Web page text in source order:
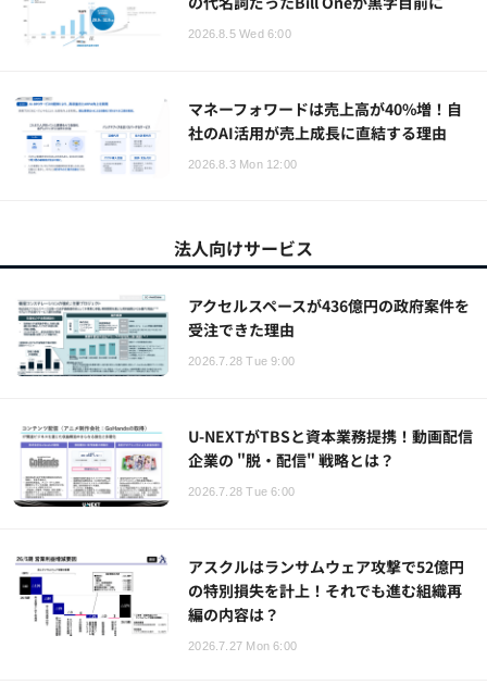
2026.8.5 Wed 6:00
マネーフォワードは売上高が40%増！自
社のAI活用が売上成長に直結する理由
2026.8.3 Mon 12:00
法人向けサービス
アクセルスペースが436億円の政府案件を
受注できた理由
2026.7.28 Tue 9:00
U-NEXTがTBSと資本業務提携！動画配信
企業の "脱・配信" 戦略とは？
2026.7.28 Tue 6:00
アスクルはランサムウェア攻撃で52億円
の特別損失を計上！それでも進む組織再
編の内容は？
2026.7.27 Mon 6:00